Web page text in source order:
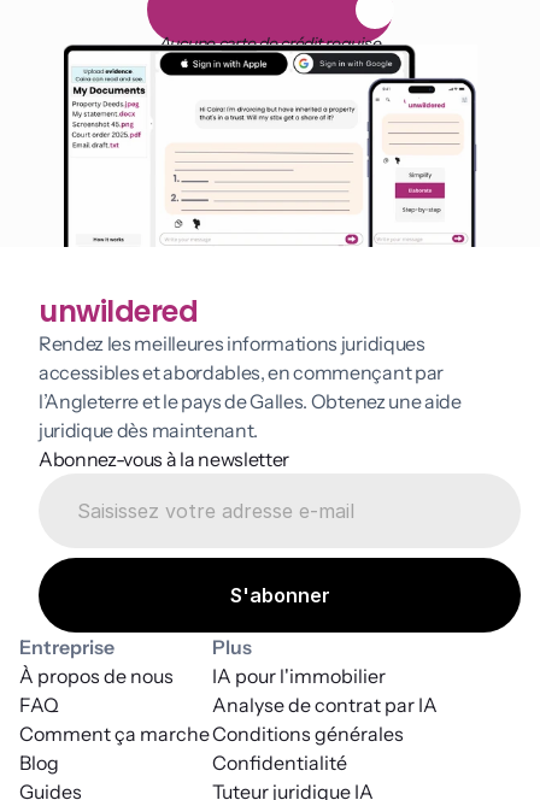
E s
Aucune carte de crédit requise
unwildered
Rendez les meilleures informations juridiques
accessibles et abordables, en commençant par
l’Angleterre et le pays de Galles. Obtenez une aide
juridique dès maintenant.
Abonnez-vous à la newsletter
Entreprise
À propos de nous
FAQ
Comment ça marche
Blog
Guides
Plus
Conditions générales
Analyse de contrat par IA
Tuteur juridique IA
Confidentialité
IA pour l'immobilier